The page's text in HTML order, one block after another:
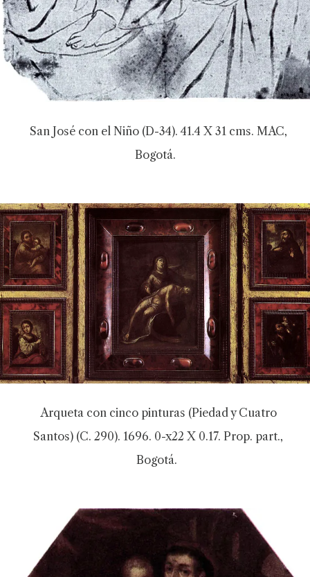
San José con el Niño (D-34). 41.4 X 31 cms. MAC,
Bogotá.
Arqueta con cinco pinturas (Piedad y Cuatro
Santos) (C. 290). 1696. 0-x22 X 0.17. Prop. part.,
Bogotá.